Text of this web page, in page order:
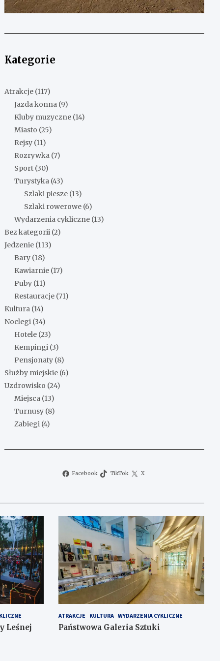
Kategorie
Atrakcje (117)
Jazda konna (9)
Kluby muzyczne (14)
Miasto (25)
Rejsy (11)
Rozrywka (7)
Sport (30)
Turystyka (43)
Szlaki piesze (13)
Szlaki rowerowe (6)
Wydarzenia cykliczne (13)
Bez kategorii (2)
Jedzenie (113)
Bary (18)
Kawiarnie (17)
Puby (11)
Restauracje (71)
Kultura (14)
Noclegi (34)
Hotele (23)
Kempingi (3)
Pensjonaty (8)
Służby miejskie (6)
Uzdrowisko (24)
Miejsca (13)
Turnusy (8)
Zabiegi (4)
Facebook TikTok X
Leśnej
ATRAKCJE KULTURA WYDARZENIA CYKLICZNE
Państwowa Galeria Sztuki